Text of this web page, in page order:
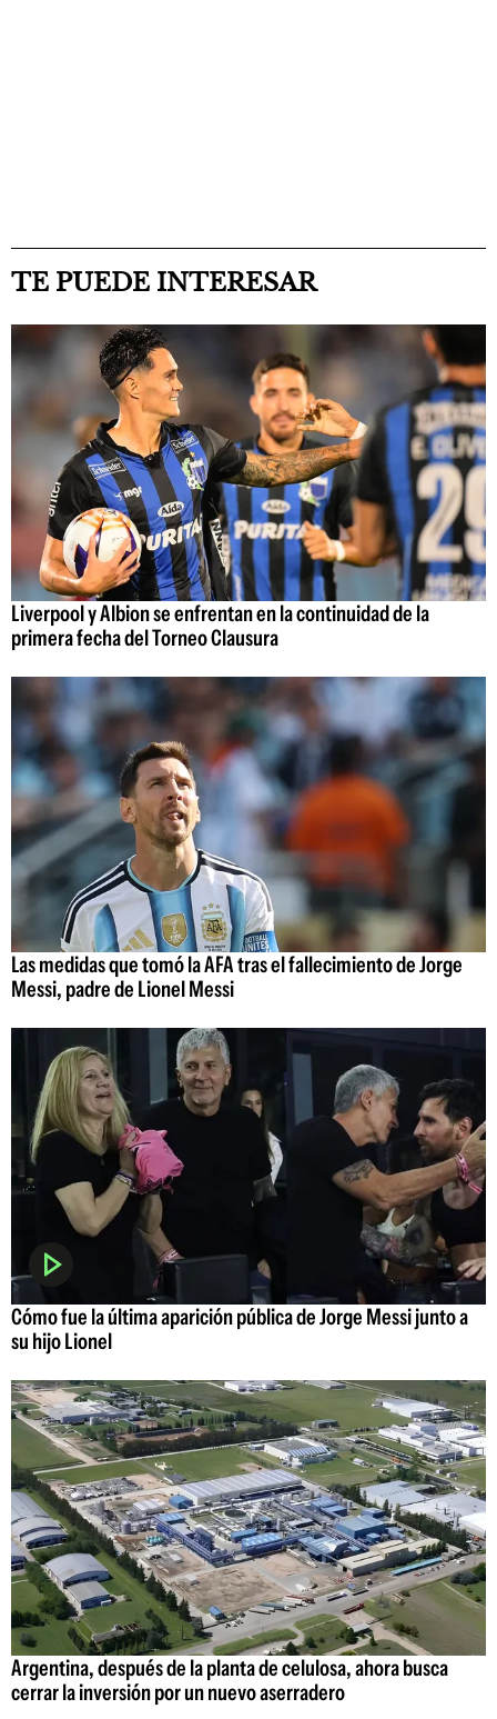
TE PUEDE INTERESAR
Liverpool y Albion se enfrentan en la continuidad de la
primera fecha del Torneo Clausura
Las medidas que tomó la AFA tras el fallecimiento de Jorge
Messi, padre de Lionel Messi
Cómo fue la última aparición pública de Jorge Messi junto a
su hijo Lionel
Argentina, después de la planta de celulosa, ahora busca
cerrar la inversión por un nuevo aserradero